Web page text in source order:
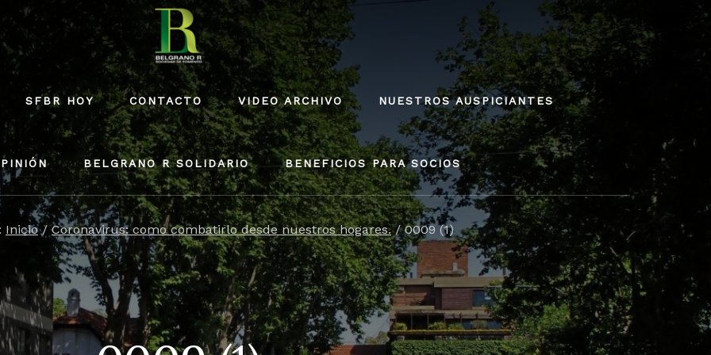
SFBR HOY CONTACTO VIDEO ARCHIVO NUESTROS AUSPICIANTES
BELGRANO R SOLIDARIO BENEFICIOS PARA SOCIOS
Inicio / Coronavirus: como combatirlo desde nuestros hogares. /0009 (1)